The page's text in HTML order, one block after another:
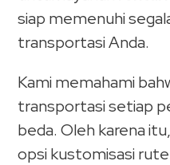
siap memenuhi
transportasi Anda.
Kami memahami
transportasi setiap
beda. Oleh karena
opsi kustomisasi rute